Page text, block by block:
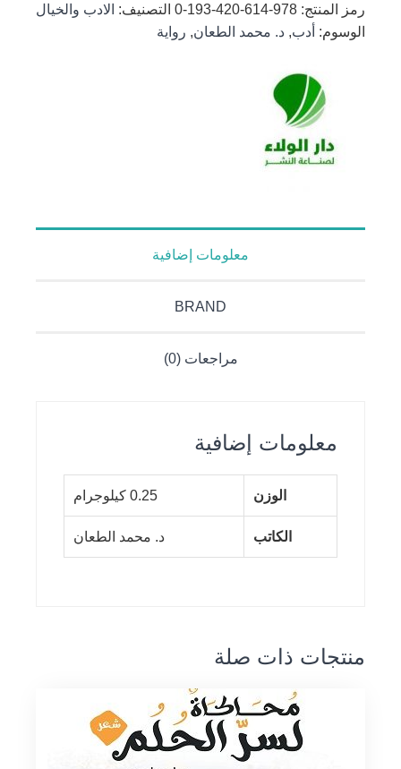
رمز المنتج: 978-614-420-193-0 التصنيف: الادب والخيال
الوسوم: أدب, د. محمد الطعان, رواية
معلومات إضافية
BRAND
مراجعات (0)
معلومات إضافية
الوزن 0.25 كيلوجرام
الكاتب د. محمد الطعان
منتجات ذات صلة